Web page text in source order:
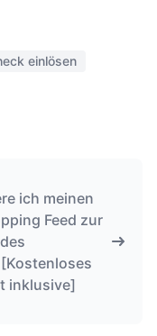
einlösen
ich meinen
Feed zur
inklusive]